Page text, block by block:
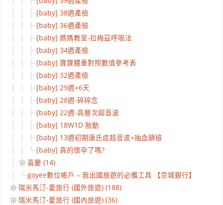
[baby] 38週產檢
[baby] 36週產檢
[baby] 媽媽教室-拉梅茲呼吸法
[baby] 34週產檢
[baby] 寶寶體重對照數值參考表
[baby] 32週產檢
[baby] 29週+6天
[baby] 28週-碎碎念
[baby] 22週-高層次超音波
[baby] 18W1D 胎動
[baby] 13週初期唐氏症超音波+抽血篩檢
[baby] 真的懷孕了嗎?
喜慶 (14)
goyee數位帳戶 – 我出國旅遊的必備工具 【京城銀行】
瑞米馬汀-愛旅行 (國外旅遊) (188)
瑞米馬汀-愛旅行 (國內旅遊) (36)